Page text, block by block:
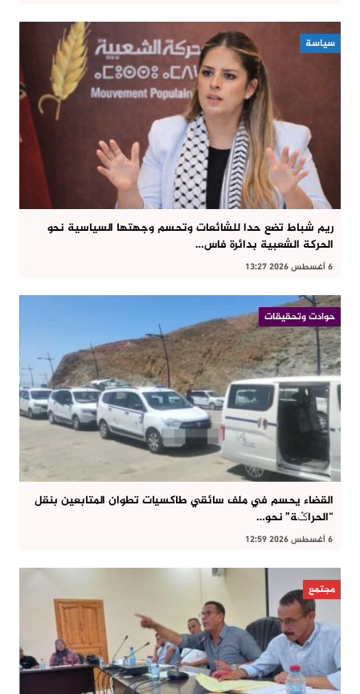
سياسة
ريم شباط تضع حدا للشائعات وتحسم وجهتها السياسية نحو
الحركة الشعبية بدائرة فاس…
6 أغسطس 2026 13:27
حوادت وتحقيقات
القضاء يحسم في ملف سائقي طاكسيات تطوان المتابعين بنقل
“الحراݣة” نحو…
6 أغسطس 2026 12:59
مجتمع